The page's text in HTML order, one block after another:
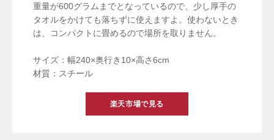
重量が600グラムまでとなっているので、少し厚手の
タオルをかけても落ちずに使えますよ。使わないとき
は、コンパクトに畳めるので場所を取りません。
サイズ：幅240×奥行き10×高さ6cm
材質：スチール
楽天市場で見る